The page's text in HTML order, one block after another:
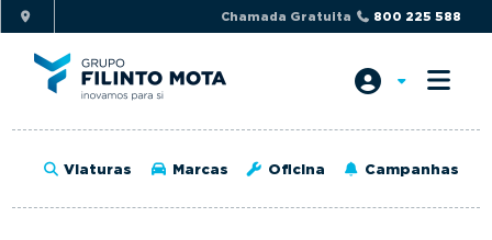
i
p
t
o
r
i
p
t
o
a
Chamada Gratuita 800 225 588
Viaturas Marcas Oficina Campanhas